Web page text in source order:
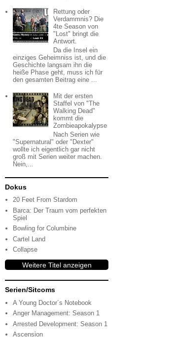
Rettung oder
Verdammnis? Die
4te Season von
"Lost" bringt die
Antwort.
Da die Insel ein
einziges Geheimniss ist, und die
Geschichte langsam ihn die
heiße Phase geht, muss ich für
den gesamten Beitrag eine ...
Mit der ersten
Staffel von "The
Walking Dead"
kommt die
Zombieapokalypse
Nach Serien wie
"Supernatural" oder "Dexter"
wollte ich eigentlich gar nicht
groß mit Serien weiter machen.
Nein,...
Dokus
20 Feet From Stardom
Barca: Der Traum vom perfekten
Spiel
Bowling for Columbine
Cartel Land
Collapse
Weitere Titel anzeigen
Serien/Sitcoms
A Young Doctor´s Notebook
Anger Management: Season 1
Arrested Development: Season 1
Ascension